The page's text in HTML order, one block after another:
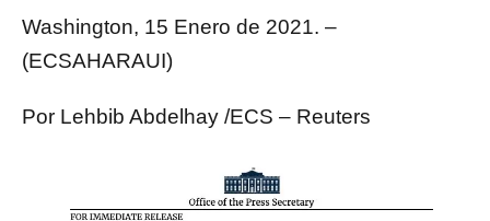
Washington, 15 Enero de 2021. –
(ECSAHARAUI)
Por Lehbib Abdelhay /ECS – Reuters